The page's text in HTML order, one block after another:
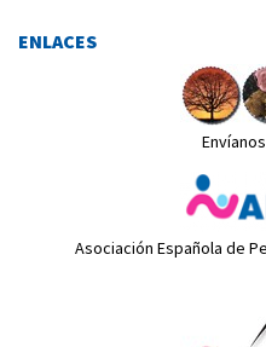
ENLACES
Asociación Española de